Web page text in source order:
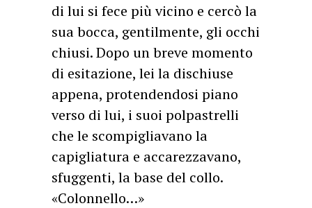
di lui si fece più vicino e cercò la
sua bocca, gentilmente, gli occhi
chiusi. Dopo un breve momento
di esitazione, lei la dischiuse
appena, protendendosi piano
verso di lui, i suoi polpastrelli
che le scompigliavano la
capigliatura e accarezzavano,
sfuggenti, la base del collo.
«Colonnello…»